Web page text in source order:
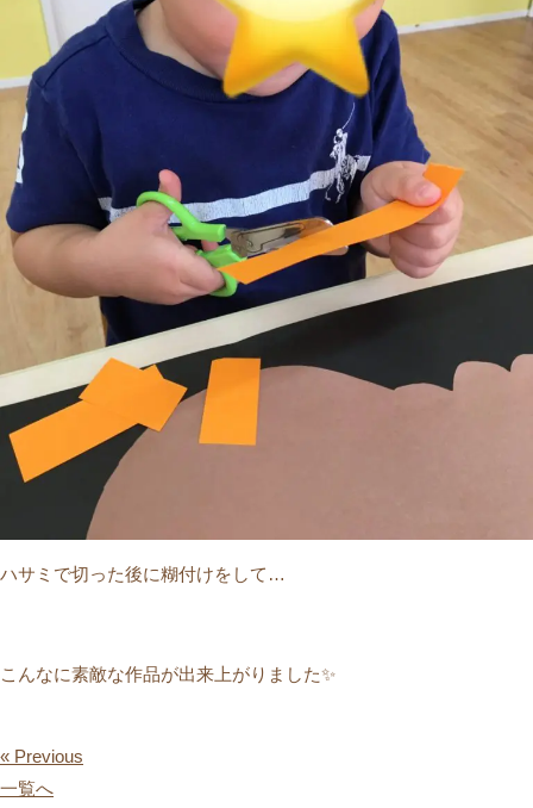
ハサミで切った後に糊付けをして…
こんなに素敵な作品が出来上がりました✨
« Previous
一覧へ